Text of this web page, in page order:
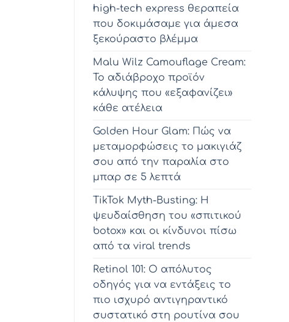
high-tech express θεραπεία
που δοκιμάσαμε για άμεσα
ξεκούραστο βλέμμα
Malu Wilz Camouflage Cream:
Το αδιάβροχο προϊόν
κάλυψης που «εξαφανίζει»
κάθε ατέλεια
Golden Hour Glam: Πώς να
μεταμορφώσεις το μακιγιάζ
σου από την παραλία στο
μπαρ σε 5 λεπτά
TikTok Myth-Busting: Η
ψευδαίσθηση του «σπιτικού
botox» και οι κίνδυνοι πίσω
από τα viral trends
Retinol 101: Ο απόλυτος
οδηγός για να εντάξεις το
πιο ισχυρό αντιγηραντικό
συστατικό στη ρουτίνα σου